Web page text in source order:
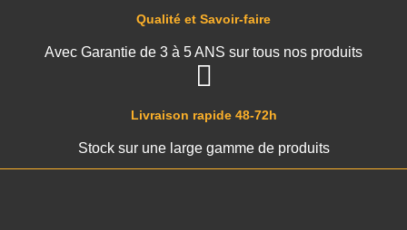
Livraison rapide 48-72h
Stock sur une large gamme de produits
Qualité et Savoir-faire
Avec Garantie de 3 à 5 ANS sur tous nos produits